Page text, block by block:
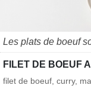
Les plats de boeuf
FILET DE BOEUF
filet de boeuf, curry,